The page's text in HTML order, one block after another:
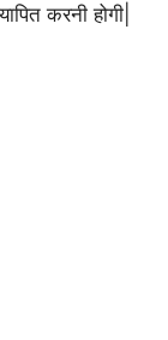
करनी होगी|